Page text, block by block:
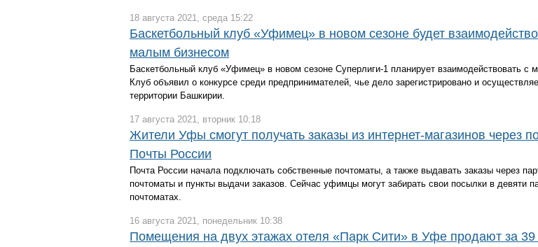
18 августа 2021, среда 15:22
Баскетбольный клуб «Уфимец» в новом сезоне будет
малым бизнесом
Баскетбольный клуб «Уфимец» в новом сезоне Суперлиги-1 планирует взаимодействовать с
Клуб объявил о конкурсе среди предпринимателей, чье дело зарегистрировано и
территории Башкирии.
17 августа 2021, вторник 10:18
Жители Уфы смогут получать заказы из интернет-магазинов через
Почты России
Почта России начала подключать собственные почтоматы, а также выдавать заказы через
почтоматы и пункты выдачи заказов. Сейчас уфимцы могут забирать свои посылки в девяти
почтоматах.
16 августа 2021, понедельник 10:38
Помещения на двух этажах отеля «Парк Сити» в Уфе продают за